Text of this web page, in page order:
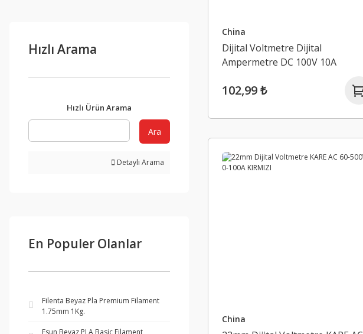
Hızlı Arama
Hızlı Ürün Arama
Ara
Detaylı Arama
En Populer Olanlar
Filenta Beyaz Pla Premium Filament
1.75mm 1Kg.
Esun Beyaz PLA Basic Filament
China
Dijital Voltmetre Dijital
Ampermetre DC 100V 10A
102,99 ₺
China